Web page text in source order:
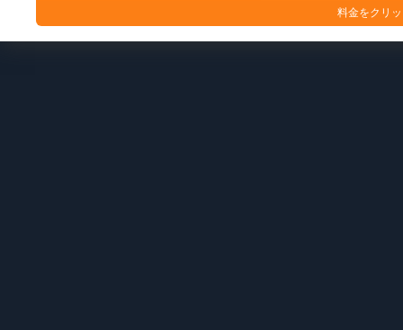
料金をクリ